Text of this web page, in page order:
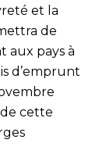
et la
de
aux pays à
d’emprunt
cette